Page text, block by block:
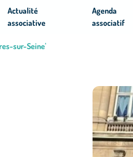
Actualité
associative
Agenda
associatif
sur-Seine'